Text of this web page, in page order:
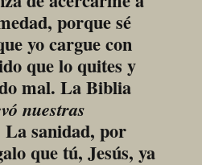
porque sé
yo cargue con
que lo quites y
mal. La Biblia
nuestras
La sanidad, por
que tú, Jesús, ya